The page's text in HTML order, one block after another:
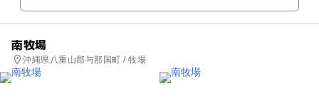
南牧場
沖縄県八重山郡与那国町 / 牧場